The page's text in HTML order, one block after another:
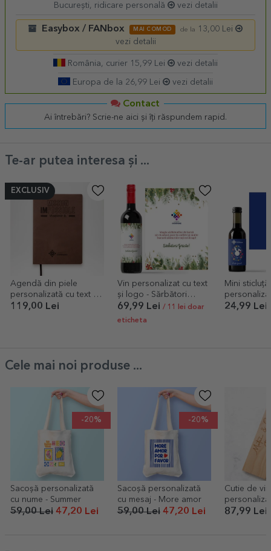
București, ridicare personală vezi detalii
Easybox / FANbox MAI COMOD de la
13,00 Lei
vezi detalii
România, curier 15,99 Lei vezi detalii
Europa de la 26,99 Lei vezi detalii
Contact
Ai întrebări? Scrie-ne aici și îți răspundem rapid.
Te-ar putea interesa și ...
EXCLUSIV
Agendă din piele
personalizată cu text și
logo - Mission possible
119,00 Lei
Vin personalizat cu text
și logo - Sărbători
Fericite!
69,99 Lei / 11 lei doar
eticheta
Mini
urare de
24,99 Lei
Cele mai noi produse ...
-20%
Sacoșă personalizată
cu nume - Summer
59,00 Lei 47,20 Lei
-20%
Sacoșă personalizată
cu mesaj - More amor
59,00 Lei47,20 Lei
Cutie de vin
87,99 Lei